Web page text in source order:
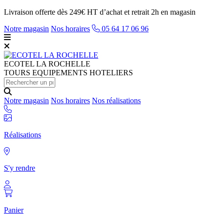
Livraison offerte dès 249€ HT d’achat et retrait 2h en magasin
Notre magasin Nos horaires 05 64 17 06 96
ECOTEL LA ROCHELLE
TOURS EQUIPEMENTS HOTELIERS
Notre magasin Nos horaires Nos réalisations
Réalisations
S'y rendre
Panier